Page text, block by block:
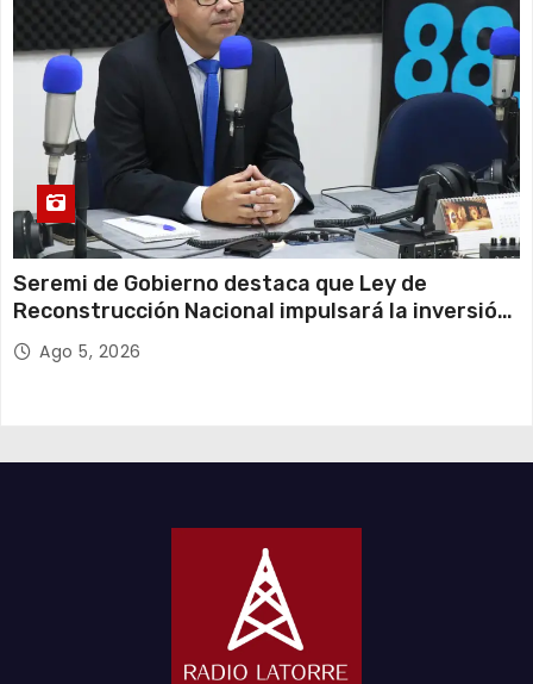
Seremi de Gobierno destaca que Ley de
Reconstrucción Nacional impulsará la inversión
y el empleo en Tarapacá
Ago 5, 2026